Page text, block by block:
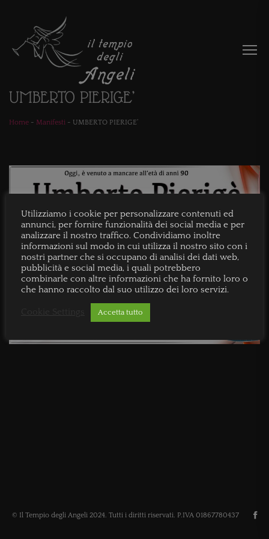
UMBERTO PIERIGE’
Home - Manifesti - UMBERTO PIERIGE’
© Il Tempio degli Angeli 2024. Tutti i diritti riservati. P.IVA 01867780437
Utilizziamo i cookie per personalizzare contenuti ed
annunci, per fornire funzionalità dei social media e per
analizzare il nostro traffico. Condividiamo inoltre
informazioni sul modo in cui utilizza il nostro sito con i
nostri partner che si occupano di analisi dei dati web,
pubblicità e social media, i quali potrebbero
combinarle con altre informazioni che ha fornito loro o
che hanno raccolto dal suo utilizzo dei loro servizi.
Accetta tutto